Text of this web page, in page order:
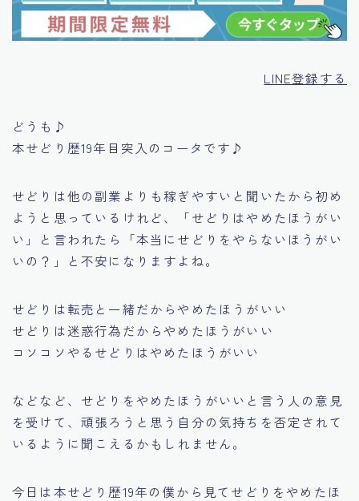
LINE登録する
どうも♪
本せどり歴19年目突入のコータです♪
せどりは他の副業よりも稼ぎやすいと聞いたから初め
ようと思っているけれど、
「せどりはやめたほうがい
い」
と言われたら
「本当にせどりをやらないほうがい
いの？」
と不安になりますよね。
せどりは転売と一緒だからやめたほうがいい
せどりは迷惑行為だからやめたほうがいい
コソコソやるせどりはやめたほうがいい
などなど、 せどりをやめたほうがいいと言う人の意見
を受けて、頑張ろうと思う自分の気持ちを否定されて
いるように聞こえるかもしれません。
今日は本せどり歴19年の僕から見てせどりをやめたほ